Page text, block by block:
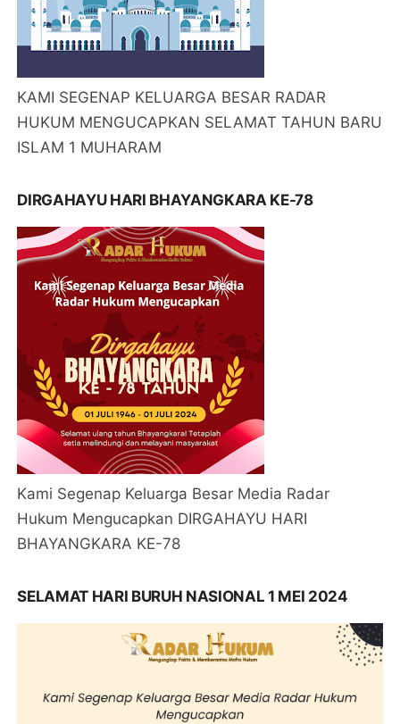
KAMI SEGENAP KELUARGA BESAR RADAR
HUKUM MENGUCAPKAN SELAMAT TAHUN BARU
ISLAM 1 MUHARAM
DIRGAHAYU HARI BHAYANGKARA KE-78
Kami Segenap Keluarga Besar Media Radar
Hukum Mengucapkan DIRGAHAYU HARI
BHAYANGKARA KE-78
SELAMAT HARI BURUH NASIONAL 1 MEI 2024